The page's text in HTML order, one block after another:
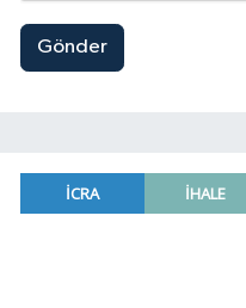
Gönder